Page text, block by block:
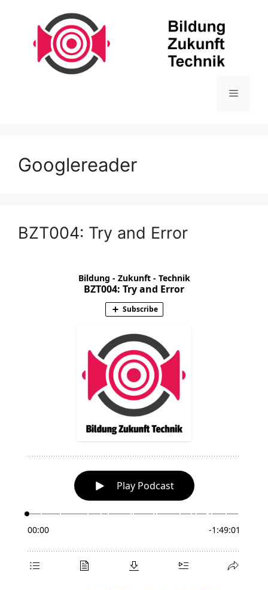
Menü
Googlereader
BZT004: Try and Error